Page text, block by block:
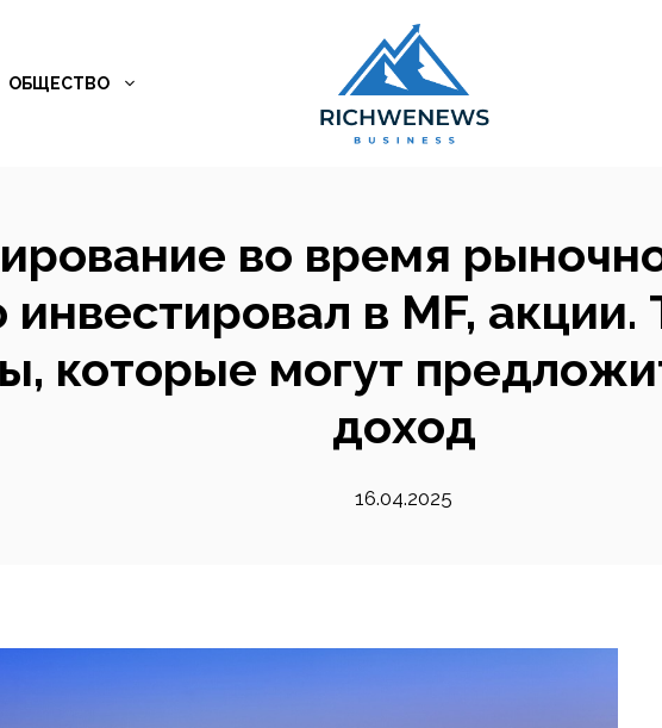
ОБЩЕСТВО
во время
инвестировал в MF,
которые могут
доход
16.04.2025